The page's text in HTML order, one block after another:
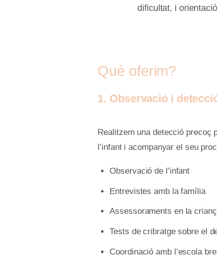
dificultat, i
Què oferim?
1. Observació i
Realitzem una detecció precoç
l’infant i acompanyar el seu
Observació de l’infant
Entrevistes amb la família
Assessoraments en la
Tests de cribratge sobre el
Coordinació amb l’escola